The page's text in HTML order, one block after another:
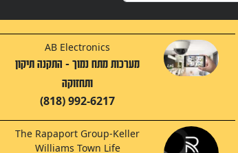
AB Electronics
מערכות מתח נמוך - התקנה תיקון
ותחזוקה
(818) 992-6217
The Rapaport Group-Keller
Williams Town Life